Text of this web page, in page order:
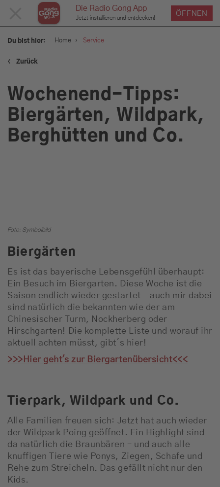
Die Radio Gong App
Jetzt installieren und entdecken!
ÖFFNEN
SCHLIESSEN
Verkehr und Blitzer
Wetter
Jobbörse
News
Schnee-Service
Programm
Werbung
Du bist hier: Home › Service
‹ Zurück
Wochenend-Tipps:
Biergärten, Wildpark,
Berghütten und Co.
Foto: Symbolbild
Biergärten
Es ist das bayerische Lebensgefühl überhaupt:
Ein Besuch im Biergarten. Diese Woche ist die
Saison endlich wieder gestartet – auch mir dabei
sind natürlich die bekannten wie der am
Chinesischer Turm, Nockherberg oder
Hirschgarten! Die komplette Liste und worauf ihr
aktuell achten müsst, gibt´s hier!
>>>Hier geht's zur Biergartenübersicht<<<
Tierpark, Wildpark und Co.
Alle Familien freuen sich: Jetzt hat auch wieder
der Wildpark Poing geöffnet. Ein Highlight sind
da natürlich die Braunbären – und auch alle
knuffigen Tiere wie Ponys, Ziegen, Schafe und
Rehe zum Streicheln. Das gefällt nicht nur den
Kids.